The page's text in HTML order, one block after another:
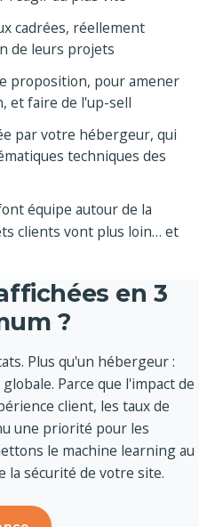
cadrées, réellement
de leurs projets
proposition, pour amener
et faire de l'up-sell
par votre hébergeur, qui
techniques des
équipe autour de la
clients vont plus loin… et
en 3
?
Plus qu'un hébergeur :
Parce que l'impact de
client, les taux de
une priorité pour les
le machine learning au
la sécurité de votre site.